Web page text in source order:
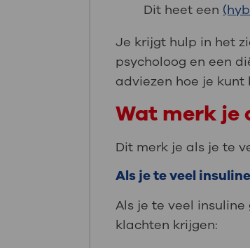
Dit heet een
Je krijgt hulp in het
psycholoog en een
adviezen hoe je
Wat merk je
Dit merk je als je te
Als je te veel
Als je te veel
klachten krijgen: